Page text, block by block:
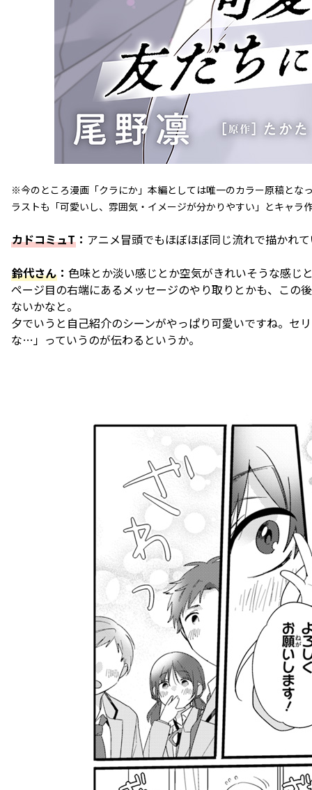
※今のところ漫画「クラにか」本編としては唯一のカラー原稿とな
ラストも「可愛いし、雰囲気・イメージが分かりやすい」とキャラ
カドコミュT ： アニメ冒頭でもほぼほぼ同じ流れで描かれ
鈴代さん ： 色味とか淡い感じとか空気がきれいそうな感じ
ページ目の右端にあるメッセージのやり取りとかも、この
ないかなと。
夕でいうと自己紹介のシーンがやっぱり可愛いですね。セ
な…」っていうのが伝わるというか。